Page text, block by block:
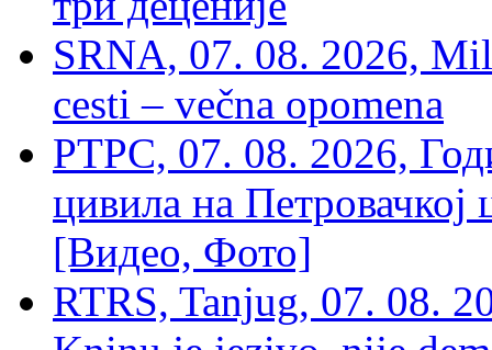
SRNA, 07. 08. 2026,
cesti – večna opomena
РТРС, 07. 08. 2026,
цивила на Петровачкој
[Видео, Фото]
RTRS, Tanjug, 07. 08.